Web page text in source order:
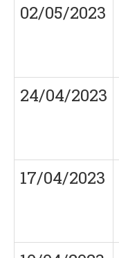
02/05/2023
24/04/2023
17/04/2023